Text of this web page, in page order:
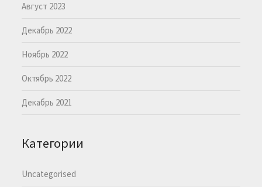
Август 2023
Декабрь 2022
Ноябрь 2022
Октябрь 2022
Декабрь 2021
Категории
Uncategorised